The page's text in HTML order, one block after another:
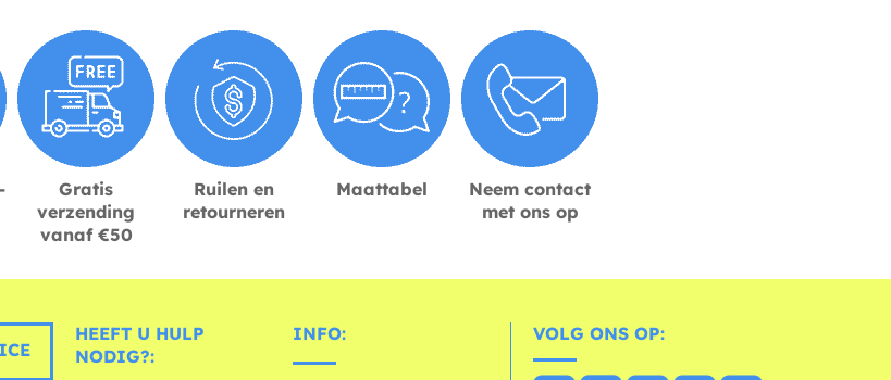
Gratis
verzending
vanaf €50
Ruilen en
retourneren
Maattabel
Neem contact
met ons op
HEEFT U HULP
NODIG?:
INFO: VOLG ONS OP: